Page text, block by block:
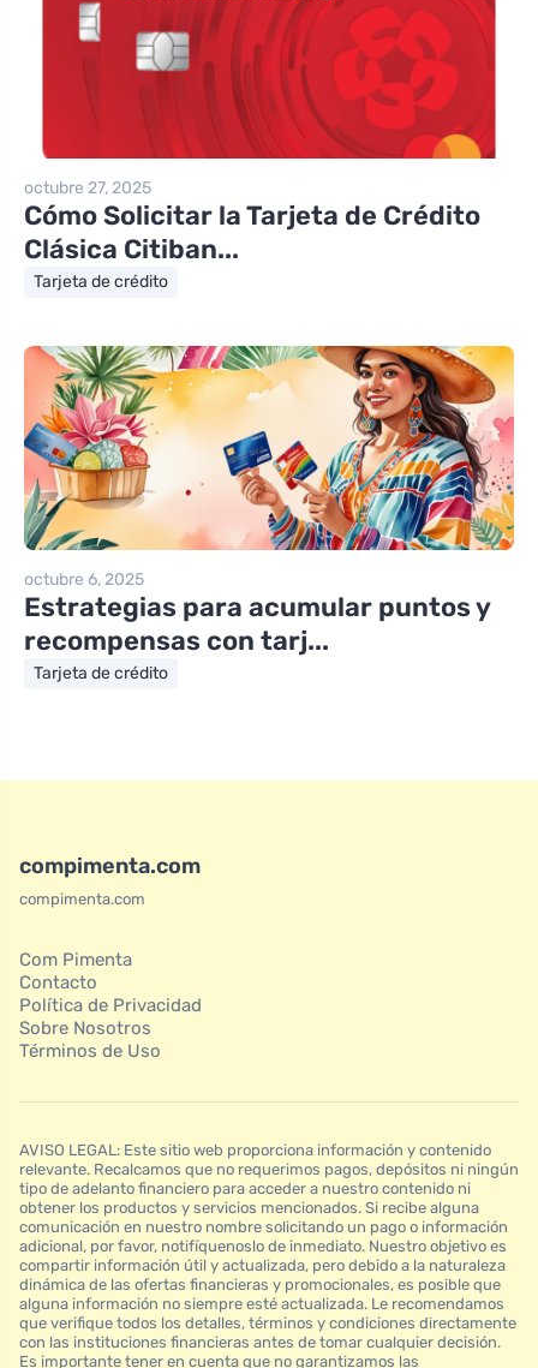
octubre 27, 2025
Cómo Solicitar la Tarjeta de Crédito
Clásica Citiban...
Tarjeta de crédito
octubre 6, 2025
Estrategias para acumular puntos y
recompensas con tarj...
Tarjeta de crédito
compimenta.com
compimenta.com
Com Pimenta
Contacto
Política de Privacidad
Sobre Nosotros
Términos de Uso
AVISO LEGAL: Este sitio web proporciona información y contenido
relevante. Recalcamos que no requerimos pagos, depósitos ni ningún
tipo de adelanto financiero para acceder a nuestro contenido ni
obtener los productos y servicios mencionados. Si recibe alguna
comunicación en nuestro nombre solicitando un pago o información
adicional, por favor, notifíquenoslo de inmediato. Nuestro objetivo es
compartir información útil y actualizada, pero debido a la naturaleza
dinámica de las ofertas financieras y promocionales, es posible que
alguna información no siempre esté actualizada. Le recomendamos
que verifique todos los detalles, términos y condiciones directamente
con las instituciones financieras antes de tomar cualquier decisión.
Es importante tener en cuenta que no garantizamos las